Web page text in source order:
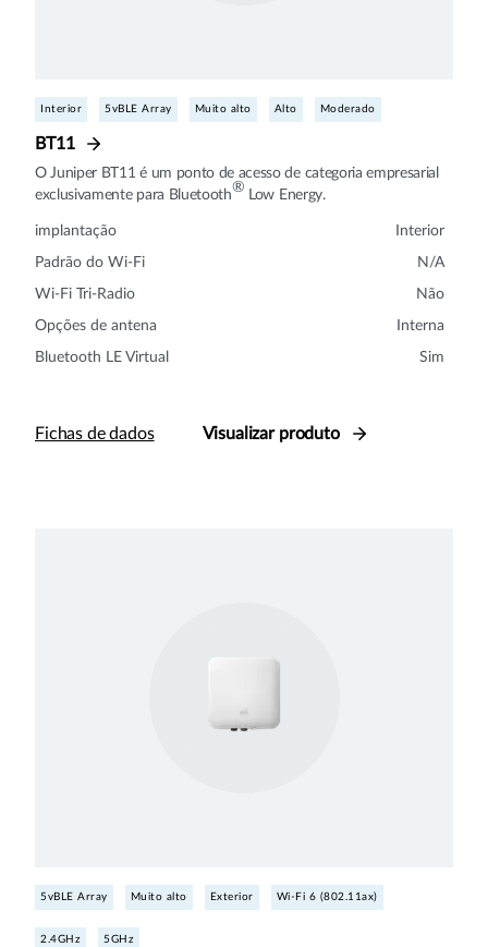
Interior 5vBLE Array Muito alto Alto Moderado
BT11
O Juniper BT11 é um ponto de acesso de categoria empresarial
exclusivamente para Bluetooth® Low Energy.
implantação Interior
Padrão do Wi-Fi N/A
Wi-Fi Tri-Radio Não
Opções de antena Interna
Bluetooth LE Virtual Sim
Fichas de dados Visualizar produto
5vBLE Array Muito alto Exterior Wi-Fi 6 (802.11ax)
2.4GHz 5GHz